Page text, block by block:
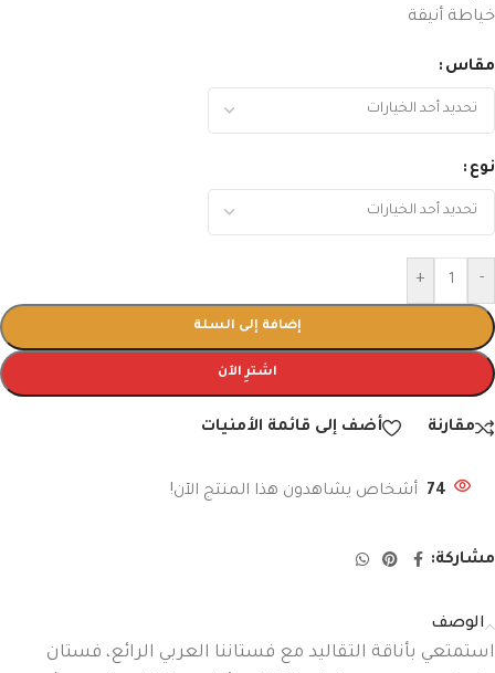
خياطة أنيقة
مقاس
نوع
-
+
إضافة إلى السلة
اشترِ الآن
مقارنة أضف إلى قائمة الأمنيات
74 أشخاص يشاهدون هذا المنتج الآن!
مشاركة:
الوصف
استمتعي بأناقة التقاليد مع فستاننا العربي الرائع، فستان